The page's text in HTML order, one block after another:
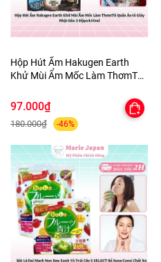
Hộp Hút Ẩm Hakugen Earth
Khử Mùi Ẩm Mốc Làm ThơmTủ
Hộpx450ml
97.000₫
180.000₫ -46%